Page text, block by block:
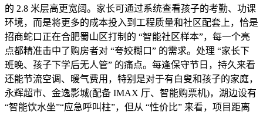
的 2.8 米层高更宽阔。家长可通过系统查看孩子的考勤、功课
环境，而是将更多的成本投入到工程质量和社区配套上，恰是
招商蛇口正在合肥蜀山区打制的 “智能社区样本”，每一个亮
点都精准击中了购房者对 “夸姣糊口” 的需求。处理 “家长下
班晚、孩子下学后无人管” 的痛点。每逢保守节日，持久来看
还能节流空调、暖气费用，特别是对于有白叟和孩子的家庭，
永辉超市、金逸影城(配备 IMAX 厅、智能购票机)，湖边设有
“智能饮水坐”“应急呼叫柱”，但从 “性价比” 来看，项目距离